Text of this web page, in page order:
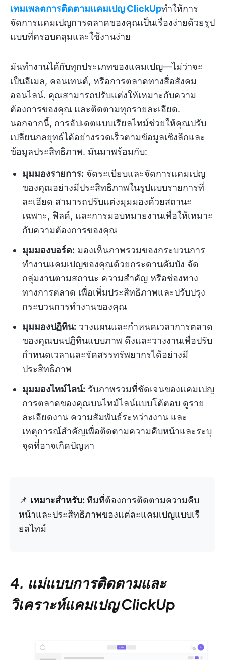
เทมเพลตการติดตามแคมเปญ ClickUpทำให้การ
จัดการแคมเปญการตลาดของคุณเป็นเรื่องง่ายด้วยรูป
แบบที่ครอบคลุมและใช้งานง่าย
มันทำงานได้กับทุกประเภทของแคมเปญ—ไม่ว่าจะ
เป็นอีเมล, คอนเทนต์, หรือการตลาดทางสื่อสังคม
ออนไลน์. คุณสามารถปรับแต่งให้เหมาะกับความ
ต้องการของคุณ และติดตามทุกรายละเอียด.
นอกจากนี้, การอัปเดตแบบเรียลไทม์ช่วยให้คุณปรับ
เปลี่ยนกลยุทธ์ได้อย่างรวดเร็วตามข้อมูลเชิงลึกและ
ข้อมูลประสิทธิภาพ. มันมาพร้อมกับ:
มุมมองรายการ: จัดระเบียบและจัดการแคมเปญ
ของคุณอย่างมีประสิทธิภาพในรูปแบบรายการที่
ละเอียด สามารถปรับแต่งมุมมองด้วยสถานะ
เฉพาะ, ฟิลด์, และการมอบหมายงานเพื่อให้เหมาะ
กับความต้องการของคุณ
มุมมองบอร์ด: มองเห็นภาพรวมของกระบวนการ
ทำงานแคมเปญของคุณด้วยกระดานคัมบัง จัด
กลุ่มงานตามสถานะ ความสำคัญ หรือช่องทาง
ทางการตลาด เพื่อเพิ่มประสิทธิภาพและปรับปรุง
กระบวนการทำงานของคุณ
มุมมองปฏิทิน: วางแผนและกำหนดเวลาการตลาด
ของคุณบนปฏิทินแบบภาพ ดึงและวางงานเพื่อปรับ
กำหนดเวลาและจัดสรรทรัพยากรได้อย่างมี
ประสิทธิภาพ
มุมมองไทม์ไลน์: รับภาพรวมที่ชัดเจนของแคมเปญ
การตลาดของคุณบนไทม์ไลน์แบบโต้ตอบ ดูราย
ละเอียดงาน ความสัมพันธ์ระหว่างงาน และ
เหตุการณ์สำคัญเพื่อติดตามความคืบหน้าและระบุ
จุดที่อาจเกิดปัญหา
📌 เหมาะสำหรับ: ทีมที่ต้องการติดตามความคืบ
หน้าและประสิทธิภาพของแต่ละแคมเปญแบบเรี
ยลไทม์
4. แม่แบบการติดตามและ
วิเคราะห์แคมเปญ ClickUp